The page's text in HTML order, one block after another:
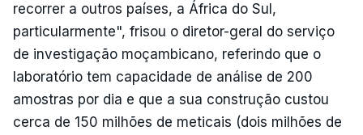
recorrer a outros países, a África do Sul,
particularmente", frisou o diretor-geral do serviço
de investigação moçambicano, referindo que o
laboratório tem capacidade de análise de 200
amostras por dia e que a sua construção custou
cerca de 150 milhões de meticais (dois milhões de